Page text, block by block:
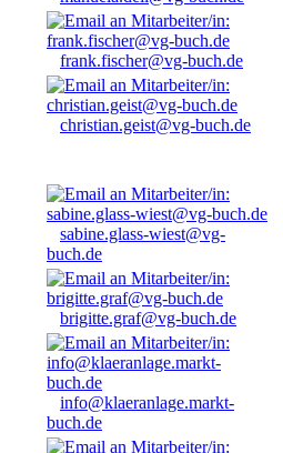
frank.fischer@vg-buch.de
christian.geist@vg-buch.de
sabine.glass-wiest@vg-
buch.de
brigitte.graf@vg-buch.de
info@klaeranlage.markt-
buch.de